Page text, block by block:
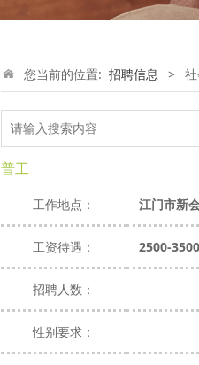
您当前的位置:招聘信息 >
普工
工作地点： 江门市新
工资待遇： 2500-
招聘人数：
性别要求：